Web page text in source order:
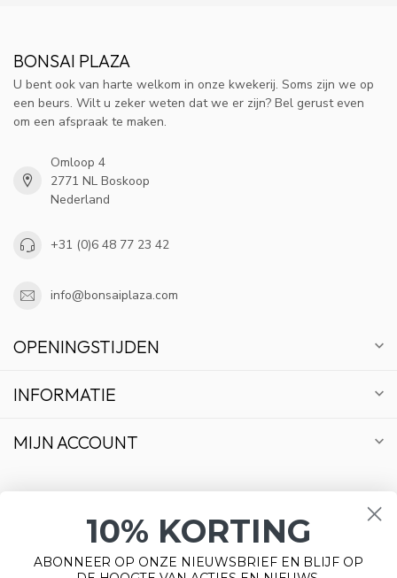
BONSAI PLAZA
U bent ook van harte welkom in onze kwekerij. Soms zijn we op
een beurs. Wilt u zeker weten dat we er zijn? Bel gerust even
om een afspraak te maken.
Omloop 4
2771 NL Boskoop
Nederland
+31 (0)6 48 77 23 42
info@bonsaiplaza.com
OPENINGSTIJDEN
INFORMATIE
MIJN ACCOUNT
10% KORTING
ABONNEER OP ONZE NIEUWSBRIEF EN BLIJF OP